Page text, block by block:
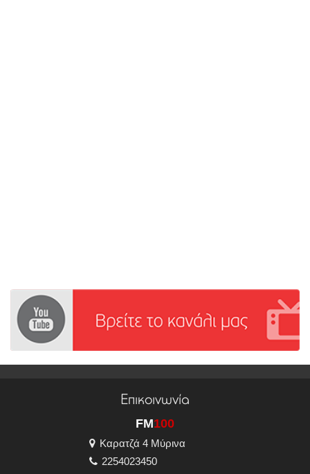
Επικοινωνία
FM100
Καρατζά 4 Μύρινα
2254023450